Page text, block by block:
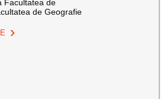
Facultatea de
de Geografie